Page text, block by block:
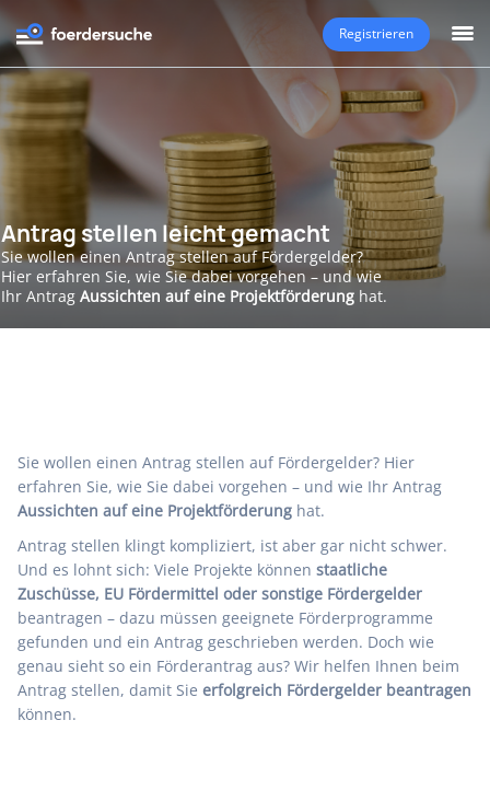
Registrieren
Antrag stellen leicht gemacht
Sie wollen einen Antrag stellen auf Fördergelder?
Hier erfahren Sie, wie Sie dabei vorgehen – und wie
Ihr Antrag Aussichten auf eine Projektförderung hat.
Sie wollen einen Antrag stellen auf Fördergelder? Hier
erfahren Sie, wie Sie dabei vorgehen – und wie Ihr Antrag
Aussichten auf eine Projektförderung hat.
Antrag stellen klingt kompliziert, ist aber gar nicht schwer.
Und es lohnt sich: Viele Projekte können staatliche
Zuschüsse, EU Fördermittel oder sonstige Fördergelder
beantragen – dazu müssen geeignete Förderprogramme
gefunden und ein Antrag geschrieben werden. Doch wie
genau sieht so ein Förderantrag aus? Wir helfen Ihnen beim
Antrag stellen, damit Sie erfolgreich Fördergelder beantragen
können.